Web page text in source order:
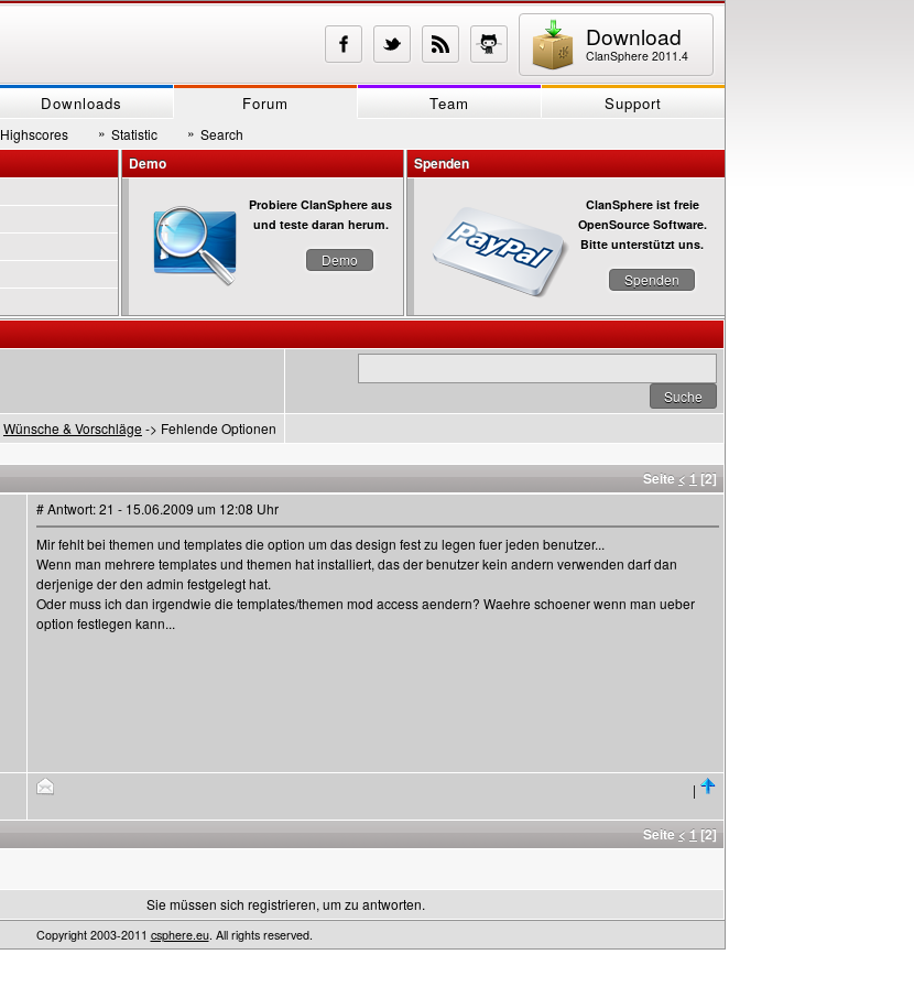
Download
ClanSphere 2011.4
Downloads Forum Team Support
Highscores » Statistic » Search
Demo
Probiere ClanSphere aus
und teste daran herum.
Demo
Spenden
ClanSphere ist freie
OpenSource Software.
Bitte unterstützt uns.
Spenden
Wünsche & Vorschläge -> Fehlende Optionen
Seite < 1 [2]
# Antwort: 21 - 15.06.2009 um 12:08 Uhr
Mir fehlt bei themen und templates die option um das design fest zu legen fuer jeden benutzer...
Wenn man mehrere templates und themen hat installiert, das der benutzer kein andern verwenden darf dan
derjenige der den admin festgelegt hat.
Oder muss ich dan irgendwie die templates/themen mod access aendern? Waehre schoener wenn man ueber
option festlegen kann...
|
Seite < 1 [2]
Sie müssen sich registrieren, um zu antworten.
Copyright 2003-2011 csphere.eu. All rights reserved.